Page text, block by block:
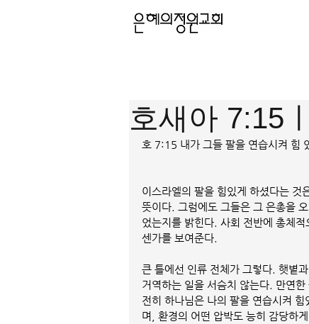
호새아 7:15
호 7:15 내가 그들 팔을 연습시켜 힘
이스라엘의 팔을 힘있게 하셨다는 것
뜻이다. 그럼에도 그들은 그 은총을
었는지를 밝힌다. 사회 전반에 총체
센가를 보여준다.
큰 틀에선 인류 전체가 그렇다. 햇볕
거역하는 일을 서슴치 않는다. 만연
전히 하나님은 나의 팔을 연습시켜
며, 환경의 어떤 압박도 능히 감당하